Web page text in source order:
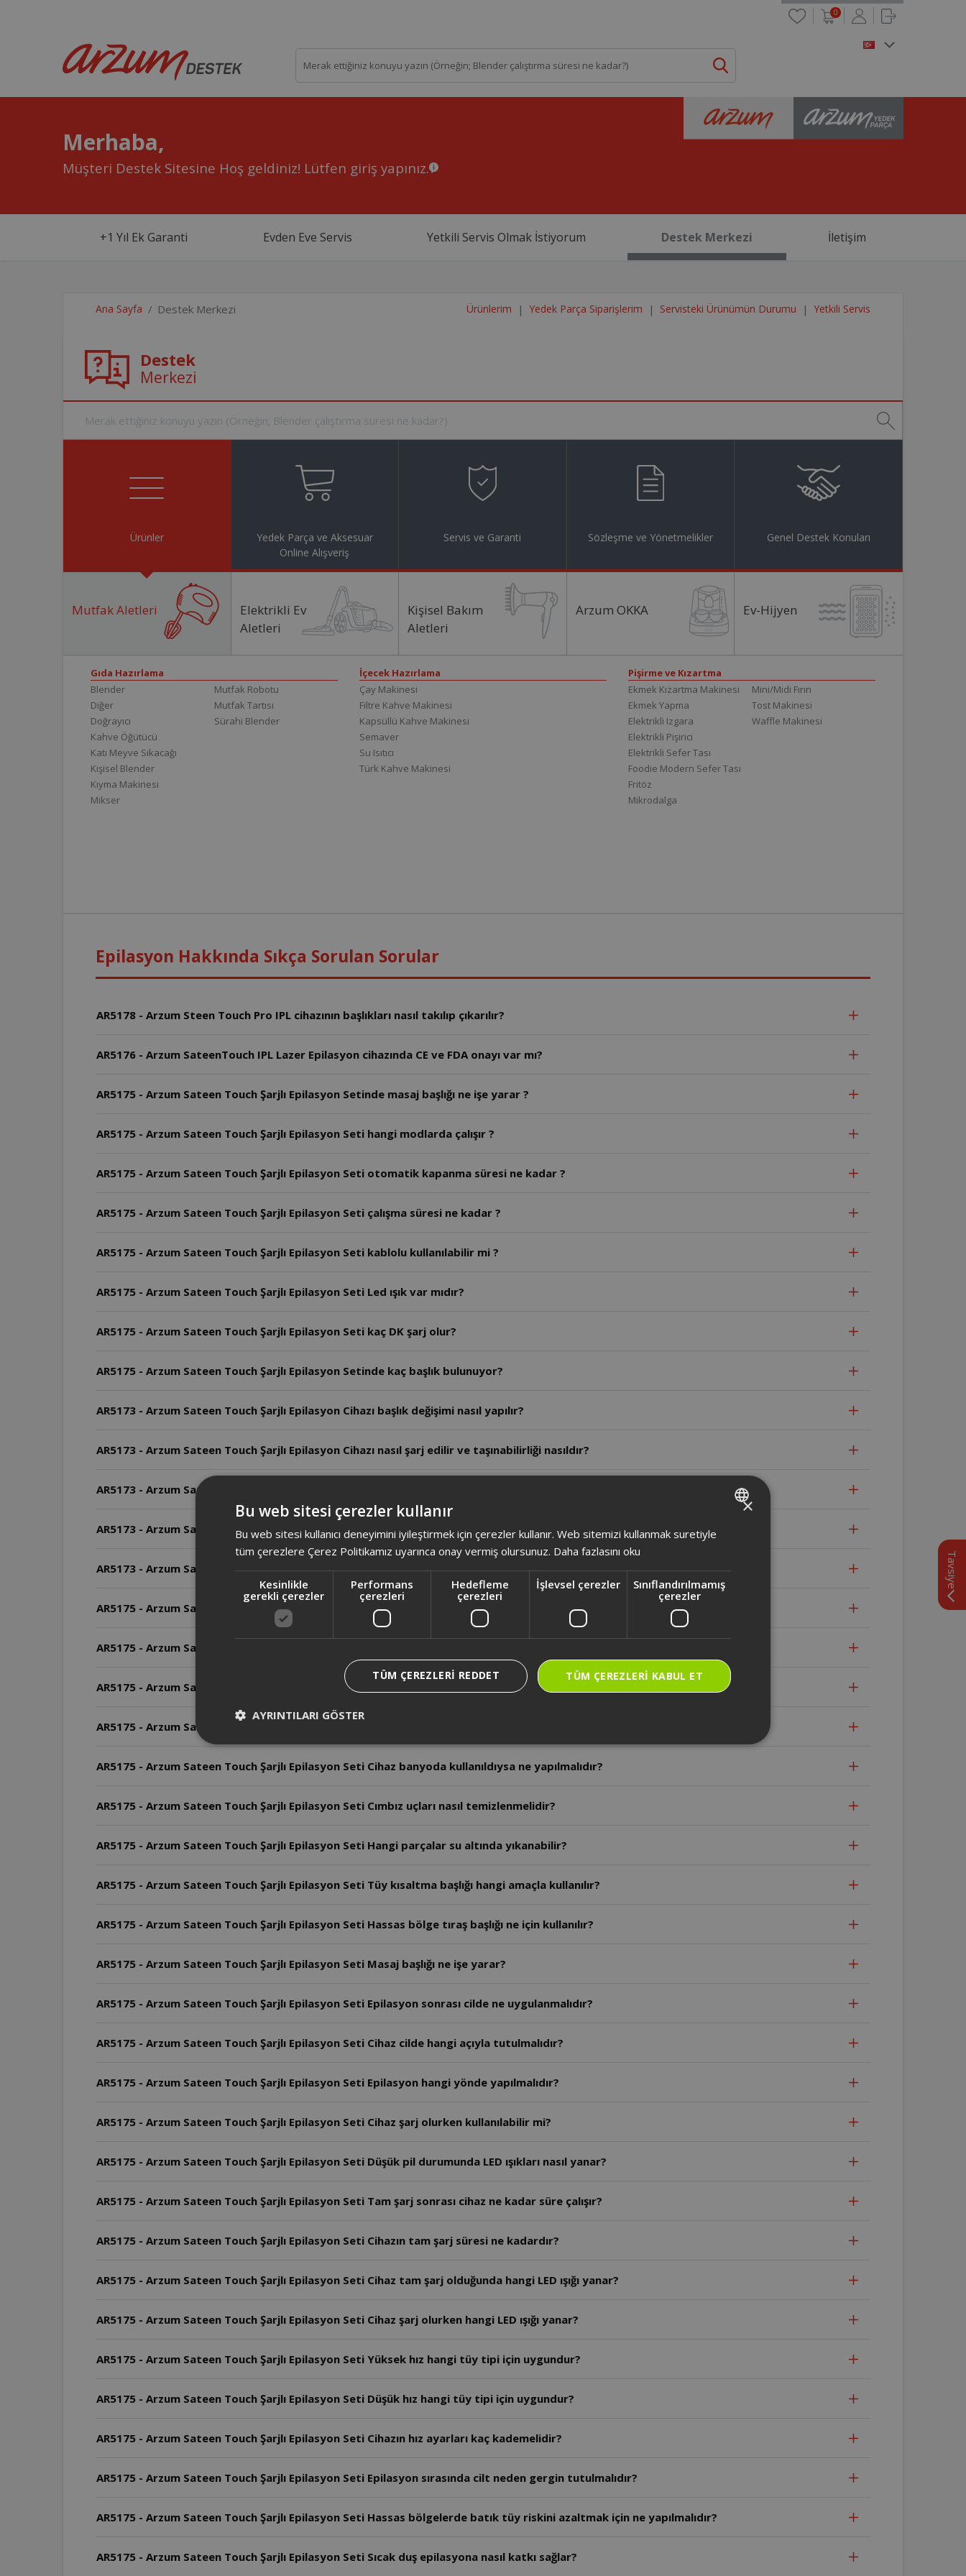
0
Merhaba,
Müşteri Destek Sitesine Hoş geldiniz! Lütfen giriş yapınız.
+1 Yıl Ek Garanti Evden Eve Servis Yetkili Servis Olmak İstiyorum Destek Merkezi İletişim
Ana Sayfa Destek Merkezi Ürünlerim Yedek Parça Siparişlerim Servisteki Ürünümün Durumu Yetkili Servis
Destek
Merkezi
Ürünler
Yedek Parça ve Aksesuar
Online Alışveriş
Servis ve Garanti Sözleşme ve Yönetmelikler Genel Destek Konuları
Mutfak Aletleri
Elektrikli Ev
Aletleri
Kişisel Bakım
Aletleri
Arzum OKKA Ev-Hijyen
Gıda Hazırlama
Blender
Diğer
Doğrayıcı
Kahve Öğütücü
Katı Meyve Sıkacağı
Kişisel Blender
Kıyma Makinesi
Mikser
Mutfak Robotu
Mutfak Tartısı
Sürahi Blender
İçecek Hazırlama
Çay Makinesi
Filtre Kahve Makinesi
Kapsüllü Kahve Makinesi
Semaver
Su Isıtıcı
Türk Kahve Makinesi
Pişirme ve Kızartma
Ekmek Kızartma Makinesi
Ekmek Yapma
Elektrikli Izgara
Elektrikli Pişirici
Elektrikli Sefer Tası
Foodie Modern Sefer Tası
Fritöz
Mikrodalga
Mini/Midi Fırın
Tost Makinesi
Waffle Makinesi
Epilasyon Hakkında Sıkça Sorulan Sorular
AR5178 - Arzum Steen Touch Pro IPL cihazının başlıkları nasıl takılıp çıkarılır?
AR5176 - Arzum SateenTouch IPL Lazer Epilasyon cihazında CE ve FDA onayı var mı?
AR5175 - Arzum Sateen Touch Şarjlı Epilasyon Setinde masaj başlığı ne işe yarar ?
AR5175 - Arzum Sateen Touch Şarjlı Epilasyon Seti hangi modlarda çalışır ?
AR5175 - Arzum Sateen Touch Şarjlı Epilasyon Seti otomatik kapanma süresi ne kadar ?
AR5175 - Arzum Sateen Touch Şarjlı Epilasyon Seti çalışma süresi ne kadar ?
AR5175 - Arzum Sateen Touch Şarjlı Epilasyon Seti kablolu kullanılabilir mi ?
AR5175 - Arzum Sateen Touch Şarjlı Epilasyon Seti Led ışık var mıdır?
AR5175 - Arzum Sateen Touch Şarjlı Epilasyon Seti kaç DK şarj olur?
AR5175 - Arzum Sateen Touch Şarjlı Epilasyon Setinde kaç başlık bulunuyor?
AR5173 - Arzum Sateen Touch Şarjlı Epilasyon Cihazı başlık değişimi nasıl yapılır?
AR5173 - Arzum Sateen Touch Şarjlı Epilasyon Cihazı nasıl şarj edilir ve taşınabilirliği nasıldır?
AR5173 - Arzum Sateen Touch Şarjlı Epilasyon Cihazı banyoda ıslak kullanıma uygun mudur?
AR5173 - Arzum Sateen Touch Şarjlı Epilasyon Cihazı kablolu mu yoksa kablosuz mu kullanılır?
AR5173 - Arzum Sateen Touch Şarjlı Epilasyon Cihazı kaç cımbıza sahiptir ve tüy alma performansı nasıldır?
AR5175 - Arzum Sateen Touch Şarjlı Epilasyon Seti Ürünün batarya kapasitesi nedir?
AR5175 - Arzum Sateen Touch Şarjlı Epilasyon Seti Cihazın kullanım ömrü kaç yıldır?
AR5175 - Arzum Sateen Touch Şarjlı Epilasyon Seti Epilasyon sonrası kızarıklık kaç gün sürerse doktora gidilmelidir?
AR5175 - Arzum Sateen Touch Şarjlı Epilasyon Seti Varis veya iltihaplı ciltte cihaz kullanılabilir mi?
AR5175 - Arzum Sateen Touch Şarjlı Epilasyon Seti Cihaz banyoda kullanıldıysa ne yapılmalıdır?
AR5175 - Arzum Sateen Touch Şarjlı Epilasyon Seti Cımbız uçları nasıl temizlenmelidir?
AR5175 - Arzum Sateen Touch Şarjlı Epilasyon Seti Hangi parçalar su altında yıkanabilir?
AR5175 - Arzum Sateen Touch Şarjlı Epilasyon Seti Tüy kısaltma başlığı hangi amaçla kullanılır?
AR5175 - Arzum Sateen Touch Şarjlı Epilasyon Seti Hassas bölge tıraş başlığı ne için kullanılır?
AR5175 - Arzum Sateen Touch Şarjlı Epilasyon Seti Masaj başlığı ne işe yarar?
AR5175 - Arzum Sateen Touch Şarjlı Epilasyon Seti Epilasyon sonrası cilde ne uygulanmalıdır?
AR5175 - Arzum Sateen Touch Şarjlı Epilasyon Seti Cihaz cilde hangi açıyla tutulmalıdır?
AR5175 - Arzum Sateen Touch Şarjlı Epilasyon Seti Epilasyon hangi yönde yapılmalıdır?
AR5175 - Arzum Sateen Touch Şarjlı Epilasyon Seti Cihaz şarj olurken kullanılabilir mi?
AR5175 - Arzum Sateen Touch Şarjlı Epilasyon Seti Düşük pil durumunda LED ışıkları nasıl yanar?
AR5175 - Arzum Sateen Touch Şarjlı Epilasyon Seti Tam şarj sonrası cihaz ne kadar süre çalışır?
AR5175 - Arzum Sateen Touch Şarjlı Epilasyon Seti Cihazın tam şarj süresi ne kadardır?
AR5175 - Arzum Sateen Touch Şarjlı Epilasyon Seti Cihaz tam şarj olduğunda hangi LED ışığı yanar?
AR5175 - Arzum Sateen Touch Şarjlı Epilasyon Seti Cihaz şarj olurken hangi LED ışığı yanar?
AR5175 - Arzum Sateen Touch Şarjlı Epilasyon Seti Yüksek hız hangi tüy tipi için uygundur?
AR5175 - Arzum Sateen Touch Şarjlı Epilasyon Seti Düşük hız hangi tüy tipi için uygundur?
AR5175 - Arzum Sateen Touch Şarjlı Epilasyon Seti Cihazın hız ayarları kaç kademelidir?
AR5175 - Arzum Sateen Touch Şarjlı Epilasyon Seti Epilasyon sırasında cilt neden gergin tutulmalıdır?
AR5175 - Arzum Sateen Touch Şarjlı Epilasyon Seti Hassas bölgelerde batık tüy riskini azaltmak için ne yapılmalıdır?
AR5175 - Arzum Sateen Touch Şarjlı Epilasyon Seti Sıcak duş epilasyona nasıl katkı sağlar?
Tavsiye
TURKISH
×
Bu web sitesi çerezler kullanır
Bu web sitesi kullanıcı deneyimini iyileştirmek için çerezler kullanır. Web sitemizi kullanmak suretiyle
tüm çerezlere Çerez Politikamız uyarınca onay vermiş olursunuz. Daha fazlasını oku
Kesinlikle
gerekli çerezler
Performans
çerezleri
Hedefleme
çerezleri
İşlevsel çerezler
Sınıflandırılmamış
çerezler
TÜM ÇEREZLERI KABUL ET
TÜM ÇEREZLERI REDDET
AYRINTILARI GÖSTER